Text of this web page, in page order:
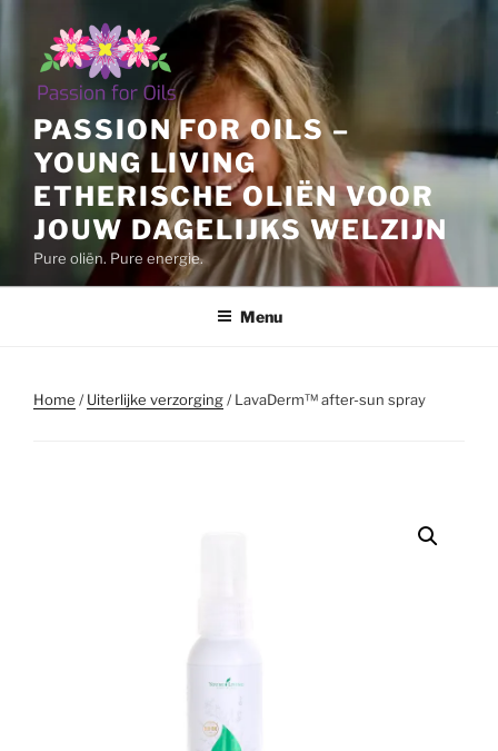
inhoud
PASSION FOR OILS –
YOUNG LIVING
ETHERISCHE OLIËN VOOR
JOUW DAGELIJKS WELZIJN
Pure oliën. Pure energie.
Menu
Home /Uiterlijke verzorging/ LavaDerm™ after-sun spray